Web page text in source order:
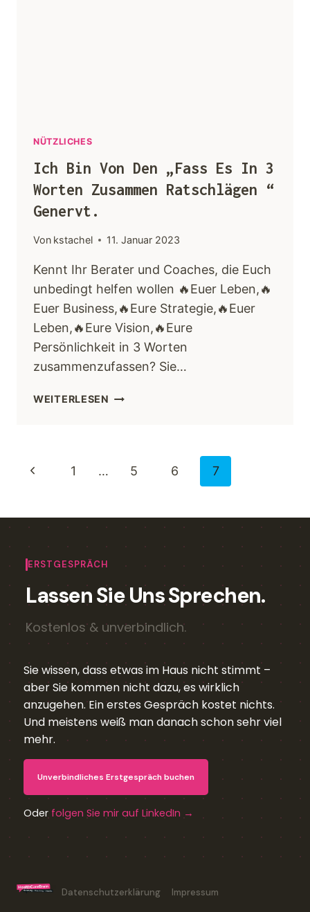
NÜTZLICHES
Ich Bin Von Den „fass Es In 3
Worten Zusammen Ratschlägen “
Genervt.
Von kstachel 11. Januar 2023
Kennt Ihr Berater und Coaches, die Euch
unbedingt helfen wollen 🔥Euer Leben,🔥
Euer Business,🔥Eure Strategie,🔥Euer
Leben,🔥Eure Vision,🔥Eure
Persönlichkeit in 3 Worten
zusammenzufassen? Sie…
WEITERLESEN
1 … 5 6 7
ERSTGESPRÄCH
Lassen Sie Uns Sprechen.
Kostenlos & unverbindlich.
Sie wissen, dass etwas im Haus nicht stimmt –
aber Sie kommen nicht dazu, es wirklich
anzugehen. Ein erstes Gespräch kostet nichts.
Und meistens weiß man danach schon sehr viel
mehr.
Unverbindliches Erstgespräch buchen
Oder folgen Sie mir auf LinkedIn →
Datenschutzerklärung Impressum